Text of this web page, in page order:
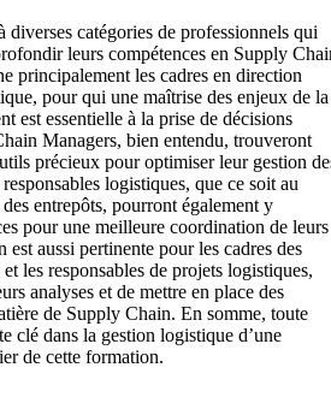
diverses catégories de professionnels qui
leurs compétences en Supply
principalement les cadres en direction
pour qui une maîtrise des enjeux de la
est essentielle à la prise de décisions
Managers, bien entendu, trouveront
précieux pour optimiser leur gestion
logistiques, que ce soit au
entrepôts, pourront également y
pour une meilleure coordination de leurs
aussi pertinente pour les cadres des
les responsables de projets logistiques,
analyses et de mettre en place des
de Supply Chain. En somme, toute
clé dans la gestion logistique d’une
de cette formation.